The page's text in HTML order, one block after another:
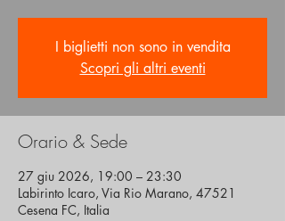
I biglietti non sono in vendita
Scopri gli altri eventi
Orario & Sede
27 giu 2026, 19:00 – 23:30
Labirinto Icaro, Via Rio Marano, 47521
Cesena FC, Italia